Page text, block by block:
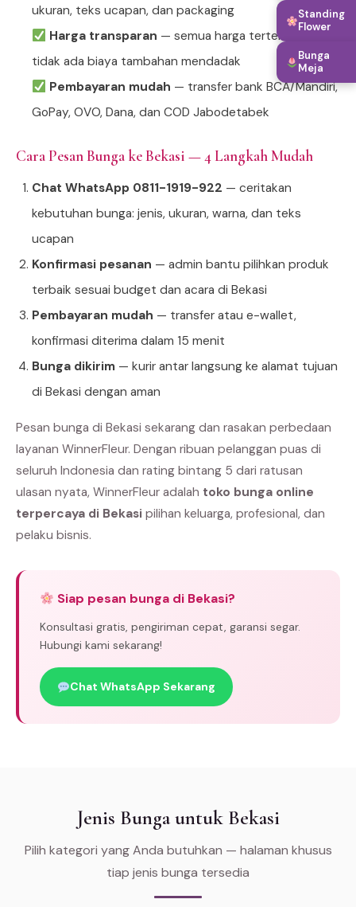
ukuran, teks ucapan, dan packaging
Harga transparan — semua harga tertera jelas,
tidak ada biaya tambahan mendadak
Pembayaran mudah — transfer bank BCA/Mandiri,
GoPay, OVO, Dana, dan COD Jabodetabek
Cara Pesan Bunga ke Bekasi — 4 Langkah Mudah
Chat WhatsApp 0811-1919-922 — ceritakan
kebutuhan bunga: jenis, ukuran, warna, dan teks
ucapan
Konfirmasi pesanan — admin bantu pilihkan produk
terbaik sesuai budget dan acara di Bekasi
Pembayaran mudah — transfer atau e-wallet,
konfirmasi diterima dalam 15 menit
Bunga dikirim — kurir antar langsung ke alamat tujuan
di Bekasi dengan aman
Pesan bunga di Bekasi sekarang dan rasakan perbedaan
layanan WinnerFleur. Dengan ribuan pelanggan puas di
seluruh Indonesia dan rating bintang 5 dari ratusan
ulasan nyata, WinnerFleur adalah toko bunga online
terpercaya di Bekasi pilihan keluarga, profesional, dan
pelaku bisnis.
Siap pesan bunga di Bekasi?
Konsultasi gratis, pengiriman cepat, garansi segar.
Hubungi kami sekarang!
Chat WhatsApp Sekarang
Jenis Bunga untuk Bekasi
Pilih kategori yang Anda butuhkan — halaman khusus
tiap jenis bunga tersedia
Standing
Flower
Bunga
Meja